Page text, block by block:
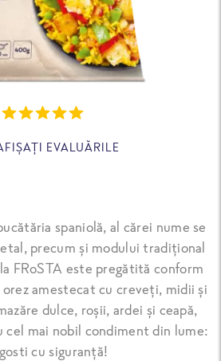
EVALUĂRILE
spaniolă, al cărei nume se
precum și modului tradițional
FRoSTA este pregătită conform
amestecat cu creveți, midii și
dulce, roșii, ardei și ceapă,
mai nobil condiment din lume:
cu siguranță!